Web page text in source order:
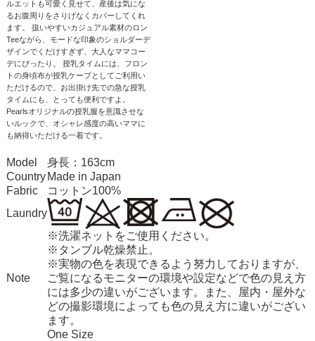
ルエットも可愛く見せて、産後は気にな
るお腹周りをさりげなくカバーしてくれ
ます。 扱いやすいカジュアル素材のロン
Teeながら、モードな印象のショルダーデ
ザインでくだけすぎず、大人なママコー
デにぴったり。 授乳タイムには、フロン
トの身頃布が授乳ケープとしてご利用い
ただけるので、お出掛け先での急な授乳
タイムにも、とっても便利ですよ。
Pearlsオリジナルの授乳服を意識させな
いルックで、オシャレ感度の高いママに
も納得いただける一着です。
Model
身長：163cm
Country Made in Japan
Fabric
コットン100%
Laundry
Note
※洗濯ネットをご使用ください。
※タンブル乾燥禁止。
※実物の色を表現できるよう努力しておりますが、
ご覧になるモニターの環境や設定などで色の見え方
には多少の違いがございます。また、屋内・屋外な
どの撮影環境によっても色の見え方に違いがござい
ます。
One Size